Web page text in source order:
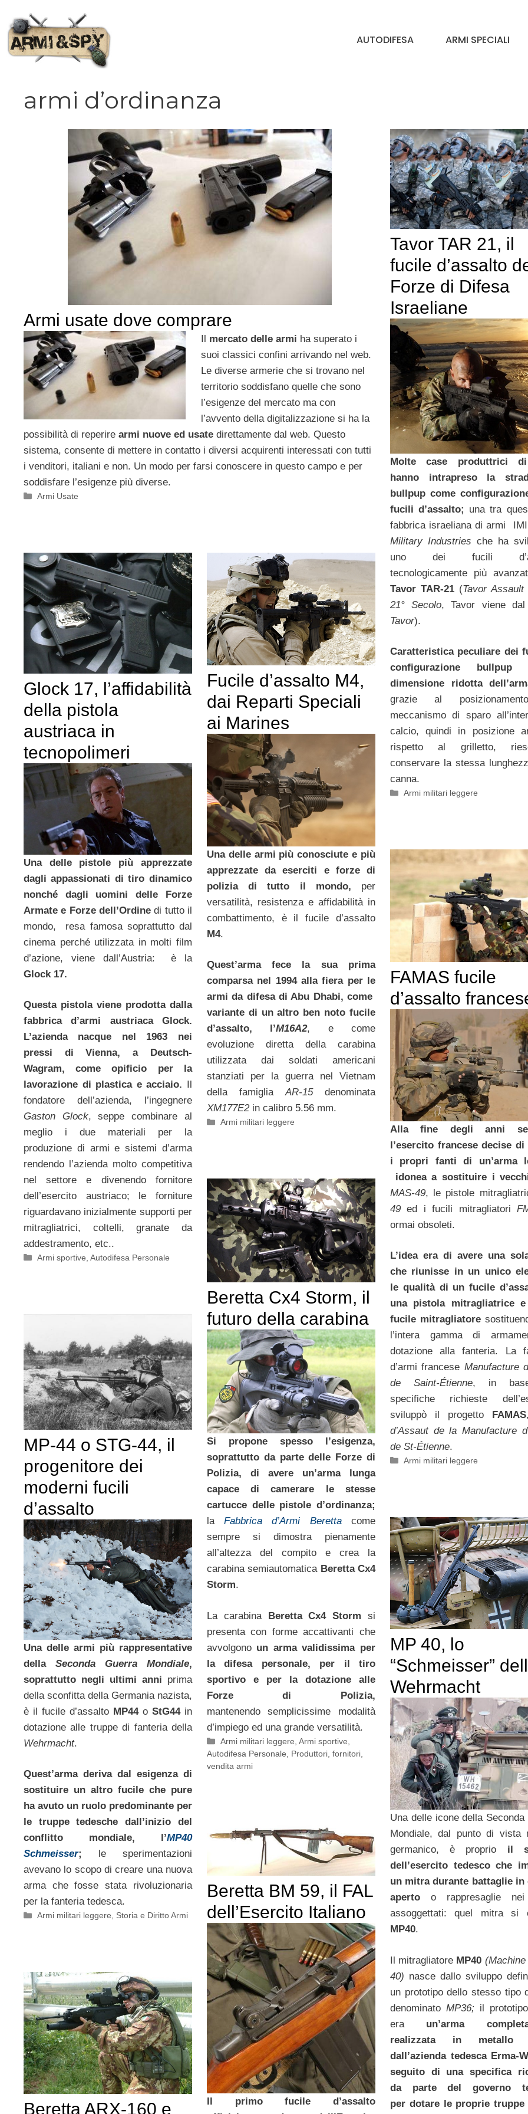
contenuto
AUTODIFESA ARMI SPECIALI
armi d’ordinanza
Armi usate dove comprare
Il mercato delle armi ha superato i
suoi classici confini arrivando nel web.
Le diverse armerie che si trovano nel
territorio soddisfano quelle che sono
l’esigenze del mercato ma con
l’avvento della digitalizzazione si ha la
possibilità di reperire armi nuove ed usate direttamente dal web. Questo
sistema, consente di mettere in contatto i diversi acquirenti interessati con tutti
i venditori, italiani e non. Un modo per farsi conoscere in questo campo e per
soddisfare l’esigenze più diverse.
Categorie
Armi Usate
Tavor TAR 21, il
fucile d’assalto
Forze di Difesa
Israeliane
Molte case produttrici
hanno intrapreso la
bullpup come
fucili d’assalto; una tra
fabbrica israeliana di armi
Military Industries che ha
uno dei fucili
tecnologicamente più
Tavor TAR-21(Tavor
21° Secolo, Tavor viene dal
Tavor).
Caratteristica peculiare dei
configurazione
dimensione ridotta
grazie al
meccanismo di sparo
calcio, quindi in posizione
rispetto al grilletto,
conservare la stessa
canna.
Categorie
Armi militari leggere
Glock 17, l’affidabilità
della pistola
austriaca in
tecnopolimeri
Una delle pistole più apprezzate
dagli appassionati di tiro dinamico
nonché dagli uomini delle Forze
Armate e Forze dell’Ordine di tutto il
mondo, resa famosa soprattutto dal
cinema perché utilizzata in molti film
d’azione, viene dall’Austria: è la
Glock 17.
Questa pistola viene prodotta dalla
fabbrica d’armi austriaca Glock.
L’azienda nacque nel 1963 nei
pressi di Vienna, a Deutsch-
Wagram, come opificio per la
lavorazione di plastica e acciaio. Il
fondatore dell’azienda, l’ingegnere
Gaston Glock, seppe combinare al
meglio i due materiali per la
produzione di armi e sistemi d’arma
rendendo l’azienda molto competitiva
nel settore e divenendo fornitore
dell’esercito austriaco; le forniture
riguardavano inizialmente supporti per
mitragliatrici, coltelli, granate da
addestramento, etc..
Categorie
Armi sportive ,Autodifesa Personale
Fucile d’assalto M4,
dai Reparti Speciali
ai Marines
Una delle armi più conosciute e più
apprezzate da eserciti e forze di
polizia di tutto il mondo, per
versatilità, resistenza e affidabilità in
combattimento, è il fucile d’assalto
M4.
Quest’arma fece la sua prima
comparsa nel 1994 alla fiera per le
armi da difesa di Abu Dhabi, come
variante di un altro ben noto fucile
d’assalto, l’M16A2, e come
evoluzione diretta della carabina
utilizzata dai soldati americani
stanziati per la guerra nel Vietnam
della famigliaAR-15denominata
XM177E2in calibro 5.56 mm.
Categorie
Armi militari leggere
FAMAS fucile
d’assalto
Alla fine degli anni
l’esercito francese decise di
i propri fanti di un’arma
idonea a sostituire i
MAS-49, le pistole
49ed i fucili mitragliatori
ormai obsoleti.
L’idea era di avere una
che riunisse in un unico
le qualità di un fucile
una pistola mitragliatrice
fucile mitragliatore
l’intera gamma di
dotazione alla fanteria. La
d’armi francese Manufacture
de Saint-Étienne, in
specifiche richieste
sviluppò il progetto FAMAS
d’Assaut de la Manufacture
de St-Étienne.
Categorie
Armi militari leggere
Beretta Cx4 Storm, il
futuro della carabina
Si propone spesso l’esigenza,
soprattutto da parte delle Forze di
Polizia, di avere un’arma lunga
capace di camerare le stesse
cartucce delle pistole d’ordinanza;
laFabbrica d’Armi Berettacome
sempre si dimostra pienamente
all’altezza del compito e crea la
carabina semiautomatica Beretta Cx4
Storm.
La carabina Beretta Cx4 Storm si
presenta con forme accattivanti che
avvolgono un arma validissima per
la difesa personale, per il tiro
sportivo e per la dotazione alle
Forze di Polizia,
mantenendo semplicissime modalità
d’impiego ed una grande versatilità.
Categorie
Armi militari leggere ,Armi sportive
Autodifesa Personale
Produttori, fornitori,
vendita armi
MP-44 o STG-44, il
progenitore dei
moderni fucili
d’assalto
Una delle armi più rappresentative
della Seconda Guerra Mondiale,
soprattutto negli ultimi anni prima
della sconfitta della Germania nazista,
è il fucile d’assalto MP44o StG44in
dotazione alle truppe di fanteria della
Wehrmacht.
Quest’arma deriva dal esigenza di
sostituire un altro fucile che pure
ha avuto un ruolo predominante per
le truppe tedesche dall’inizio del
conflitto mondiale, l’MP40
Schmeisser;
le sperimentazioni
avevano lo scopo di creare una nuova
arma che fosse stata rivoluzionaria
per la fanteria tedesca.
Categorie
Armi militari leggere, Storia e Diritto Armi
MP 40, lo
“Schmeisser”
Wehrmacht
Una delle icone della Seconda
Mondiale, dal punto di vista
germanico, è proprio il
dell’esercito tedesco che
un mitra durante battaglie in
apertoo rappresaglie nei
assoggettati: quel mitra si
MP40.
Il mitragliatore MP40
40) nasce dallo sviluppo
un prototipo dello stesso tipo
denominatoMP36; il
eraun’arma
realizzata in metallo
dall’azienda tedesca Erma-
seguito di una specifica
da parte del governo
per dotare le proprie truppe
Beretta BM 59, il FAL
dell’Esercito Italiano
Il primo fucile d’assalto
Beretta ARX-160 e